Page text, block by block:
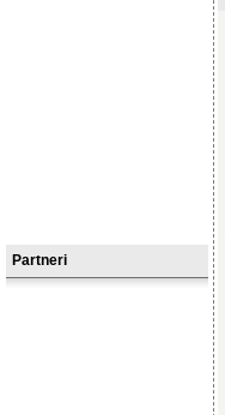
Partneri